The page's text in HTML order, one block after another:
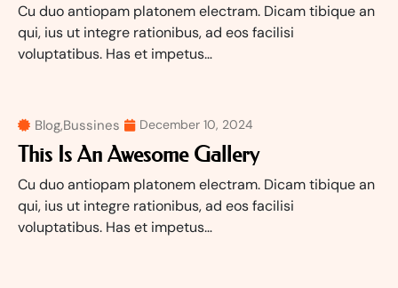
Cu duo antiopam platonem electram. Dicam tibique an
qui, ius ut integre rationibus, ad eos facilisi
voluptatibus. Has et impetus…
Blog,Bussines December 10, 2024
This Is An Awesome Gallery
Cu duo antiopam platonem electram. Dicam tibique an
qui, ius ut integre rationibus, ad eos facilisi
voluptatibus. Has et impetus…